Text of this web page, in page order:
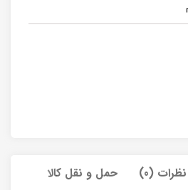
نظرات (0) حمل و نقل کالا